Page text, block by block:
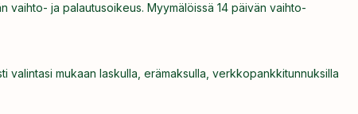
vaihto- ja palautusoikeus. Myymälöissä 14 päivän vaihto-
valintasi mukaan laskulla, erämaksulla, verkkopankkitunnuksilla